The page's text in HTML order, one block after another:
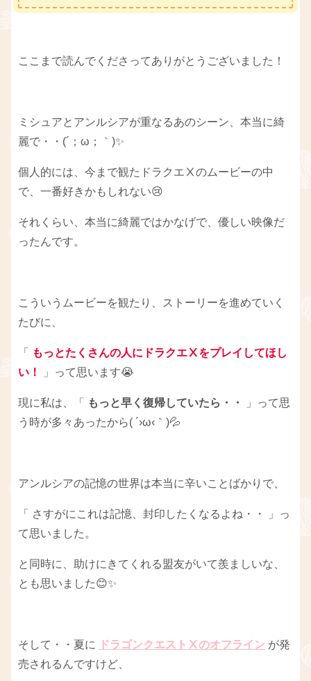
ここまで読んでくださってありがとうございました！
ミシュアとアンルシアが重なるあのシーン、本当に綺
麗で・・(´；ω；｀)✨
個人的には、今まで観たドラクエⅩのムービーの中
で、一番好きかもしれない😢
それくらい、本当に綺麗ではかなげで、優しい映像だ
ったんです。
こういうムービーを観たり、ストーリーを進めていく
たびに、
「
もっとたくさんの人にドラクエⅩをプレイしてほし
い！
」って思います😭
現に私は、「 もっと早く復帰していたら・・
」って思
う時が多々あったから( ´›ω‹｀)💦
アンルシアの記憶の世界は本当に辛いことばかりで、
「 さすがにこれは記憶、封印したくなるよね・・ 」っ
て思いました。
と同時に、助けにきてくれる盟友がいて羨ましいな、
とも思いました😊✨
そして・・夏に ドラゴンクエストⅩのオフライン が発
売されるんですけど、